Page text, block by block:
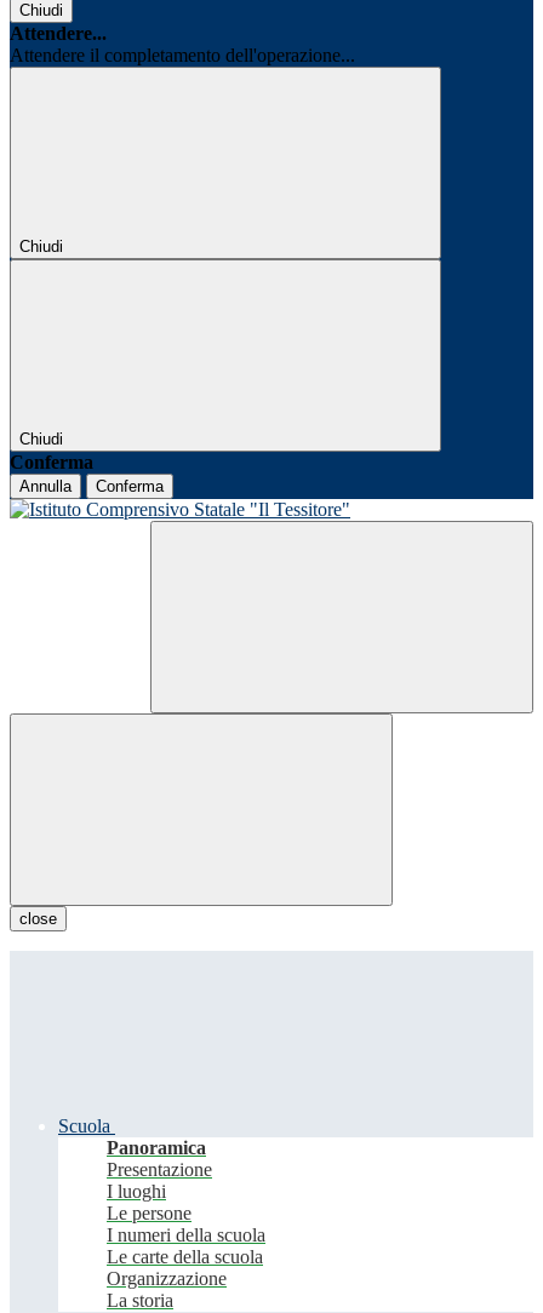
Chiudi
Attendere...
Attendere il completamento dell'operazione...
Chiudi
Chiudi
Conferma
Annulla Conferma
close
Scuola
Panoramica
Presentazione
I luoghi
Le persone
I numeri della scuola
Le carte della scuola
Organizzazione
La storia